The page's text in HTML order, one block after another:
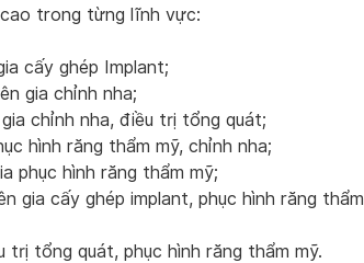
cao trong từng lĩnh vực:
cấy ghép Implant;
gia chỉnh nha;
chỉnh nha, điều trị tổng quát;
hình răng thẩm mỹ, chỉnh nha;
phục hình răng thẩm mỹ;
gia cấy ghép implant, phục hình răng thẩm
trị tổng quát, phục hình răng thẩm mỹ.